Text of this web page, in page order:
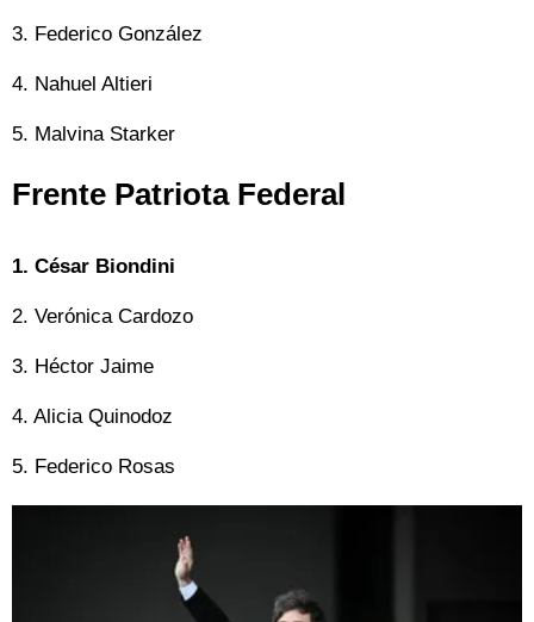
3. Federico González
4. Nahuel Altieri
5. Malvina Starker
Frente Patriota Federal
1. César Biondini
2. Verónica Cardozo
3. Héctor Jaime
4. Alicia Quinodoz
5. Federico Rosas